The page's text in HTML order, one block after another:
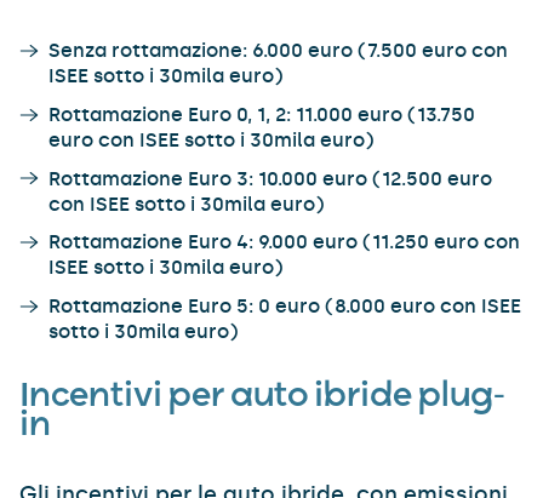
Senza rottamazione: 6.000 euro (7.500 euro con
ISEE sotto i 30mila euro)
Rottamazione Euro 0, 1, 2: 11.000 euro (13.750
euro con ISEE sotto i 30mila euro)
Rottamazione Euro 3: 10.000 euro (12.500 euro
con ISEE sotto i 30mila euro)
Rottamazione Euro 4: 9.000 euro (11.250 euro con
ISEE sotto i 30mila euro)
Rottamazione Euro 5: 0 euro (8.000 euro con ISEE
sotto i 30mila euro)
Incentivi per auto ibride plug-
in